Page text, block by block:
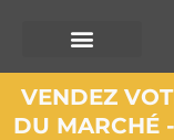
VENDEZ
DU MARCHÉ